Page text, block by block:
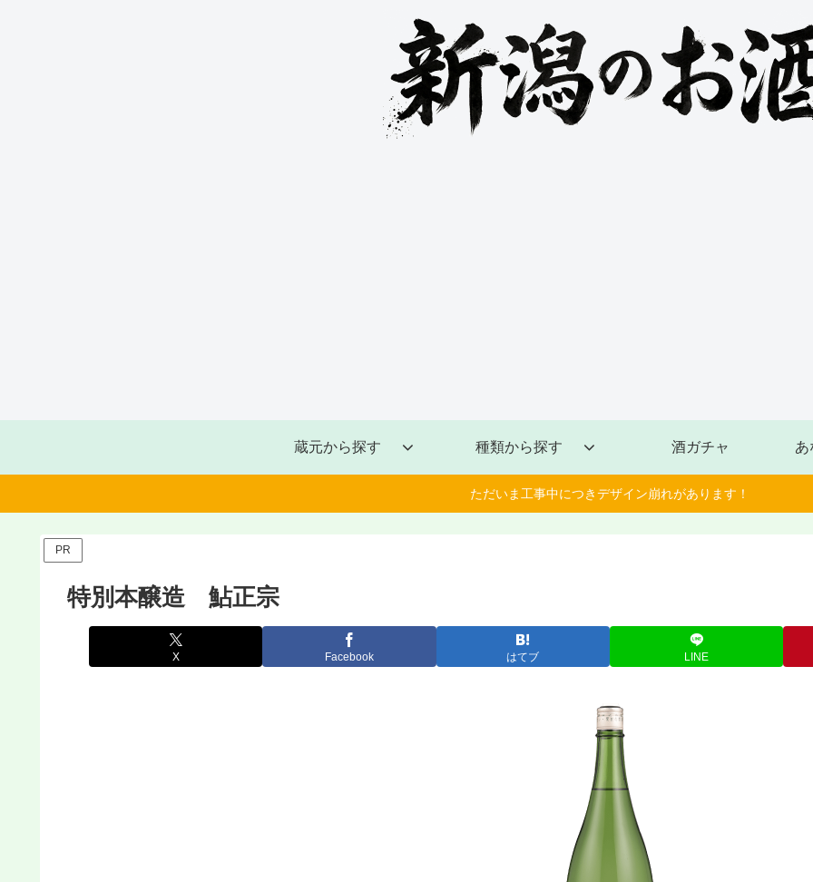
蔵元から探す 種類から探す 酒ガチャ あ
ただいま工事中につきデザイン崩れがあります！
PR
特別本醸造 鮎正宗
X Facebook はてブ LINE